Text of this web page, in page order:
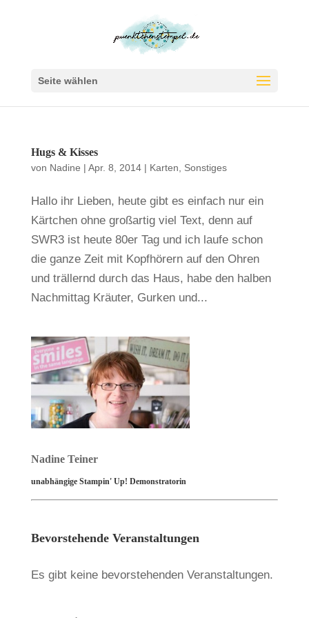
Seite wählen
Hugs & Kisses
von Nadine | Apr. 8, 2014| Karten Sonstiges
Hallo ihr Lieben, heute gibt es einfach nur ein
Kärtchen ohne großartig viel Text, denn auf
SWR3 ist heute 80er Tag und ich laufe schon
die ganze Zeit mit Kopfhörern auf den Ohren
und trällernd durch das Haus, habe den halben
Nachmittag Kräuter, Gurken und...
Nadine Teiner
unabhängige Stampin' Up! Demonstratorin
Bevorstehende Veranstaltungen
Es gibt keine bevorstehenden Veranstaltungen.